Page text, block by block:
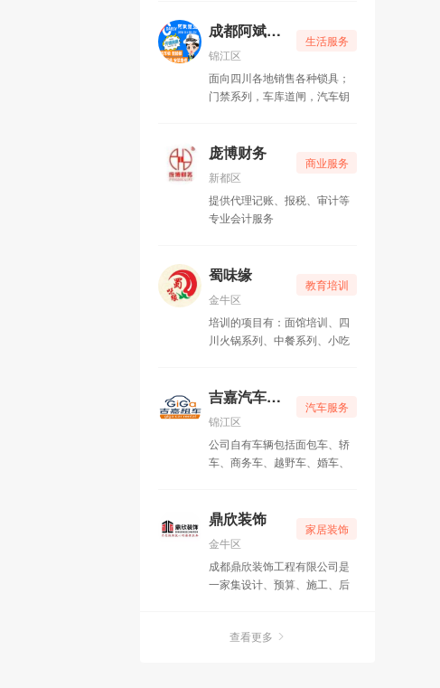
翻新、地板打蜡、灯具清洗、
家电清洁、开荒保洁瓷砖美缝
控上门维修，网络上门维护，
做您身边的IT服务专家 。
生活服务
成都阿斌锁业
锦江区
面向四川各地销售各种锁具；
门禁系列，车库道闸，汽车钥
和销售安装各类锁具及指纹锁
商业服务
庞博财务
新都区
提供代理记账、报税、审计等
专业会计服务
教育培训
蜀味缘
金牛区
培训的项目有：面馆培训、四
川火锅系列、中餐系列、小吃
味特色菜品。
汽车服务
吉嘉汽车租赁
锦江区
公司自有车辆包括面包车、轿
车、商务车、越野车、婚车、
家居装饰
鼎欣装饰
金牛区
成都鼎欣装饰工程有限公司是
一家集设计、预算、施工、后
查看更多